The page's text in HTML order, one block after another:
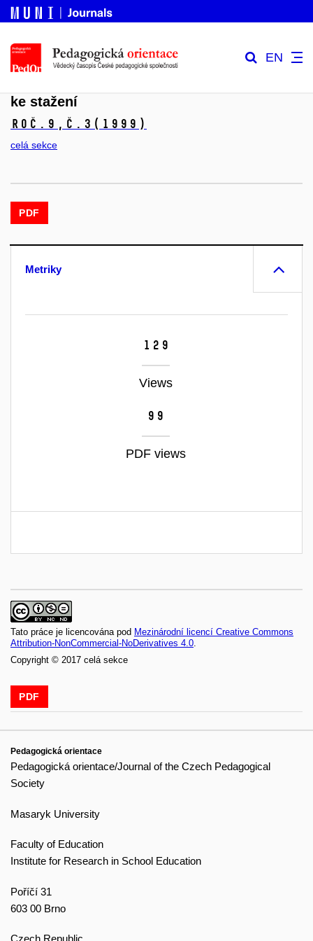
EN
ke stažení
Roč.9, č.3 (1999)
celá sekce
PDF
Metriky
129
Views
99
PDF views
Tato práce je licencována pod Mezinárodní licencí Creative Commons
Attribution-NonCommercial-NoDerivatives 4.0.
Copyright © 2017 celá sekce
PDF
Pedagogická orientace
Pedagogická orientace/Journal of the Czech Pedagogical
Society
Masaryk University
Faculty of Education
Institute for Research in School Education
Poříčí 31
603 00 Brno